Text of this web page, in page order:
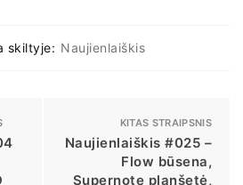
skiltyje: Naujienlaiškis
KITAS STRAIPSNIS
Naujienlaiškis #025 –
Flow būsena,
Supernote planšetė,